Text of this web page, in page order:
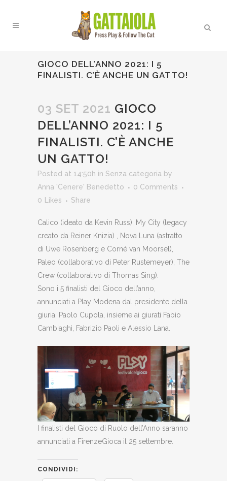
GIOCO DELL’ANNO 2021: I 5
FINALISTI. C’È ANCHE UN GATTO!
03 SET 2021 GIOCO
DELL’ANNO 2021: I 5
FINALISTI. C’È ANCHE
UN GATTO!
Posted at 14:50h in Senza categoria by
Anna 'Cenere' Benedetto
0 Comments
0
Likes Share
Calico (ideato da Kevin Russ), My City (legacy
creato da Reiner Knizia) , Nova Luna (astratto
di Uwe Rosenberg e Corné van Moorsel),
Paleo (collaborativo di Peter Rustemeyer), The
Crew (collaborativo di Thomas Sing).
Sono i 5 finalisti del Gioco dell’anno,
annunciati a Play Modena dal presidente della
giuria, Paolo Cupola, insieme ai giurati Fabio
Cambiaghi, Fabrizio Paoli e Alessio Lana.
I finalisti del Gioco di Ruolo dell’Anno saranno
annunciati a FirenzeGioca il 25 settembre.
CONDIVIDI: